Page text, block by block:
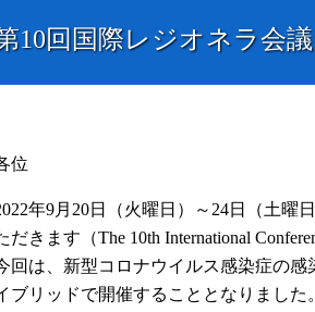
10回国際レジオネラ会
位
年9月20日（火曜日）～24日（土曜
だきます（The 10th International
回は、新型コロナウイルス感染症の
ブリッドで開催することとなりまし